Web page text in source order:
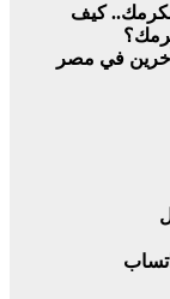
كيف
«وجبة سمك» تُنهى حياة 3 سودانيين وتصيب 4 آخرين في مصر